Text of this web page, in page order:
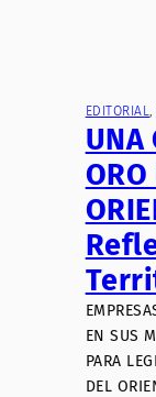
EDITORIAL
UNA
ORO
EN SUS
PARA
DEL